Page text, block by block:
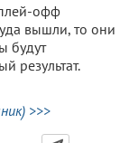
офф
вышли, то они
будут
результат.
>>>